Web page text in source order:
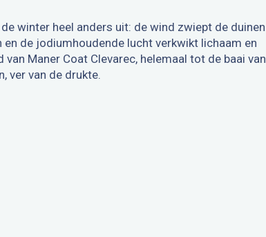
winter heel anders uit: de wind zwiept de duinen
de jodiumhoudende lucht verkwikt lichaam en
Maner Coat Clevarec, helemaal tot de baai van
ver van de drukte.